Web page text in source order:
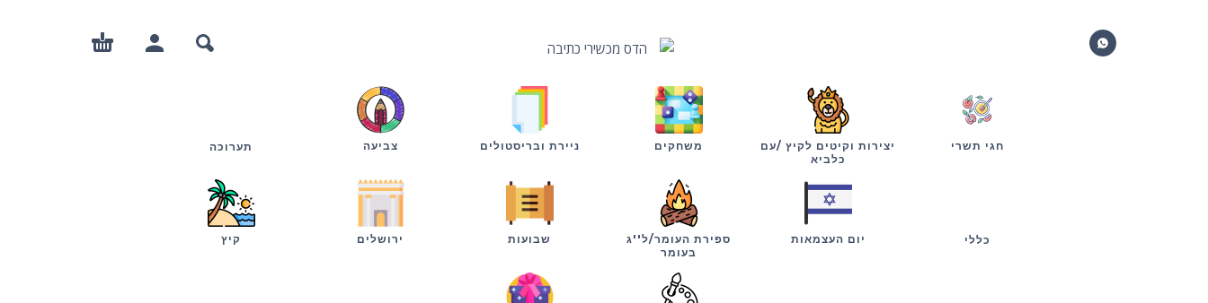
חגי תשרי
יצירות וקיטים לקיץ /עם
כלביא
משחקים ניירת ובריסטולים צביעה תערוכה
כללי יום העצמאות
ספירת העומר/ל''ג
בעומר
שבועות ירושלים קיץ